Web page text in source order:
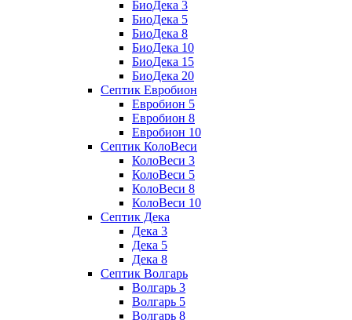
БиоДека 3
БиоДека 5
БиоДека 8
БиоДека 10
БиоДека 15
БиоДека 20
Септик Евробион
Евробион 5
Евробион 8
Евробион 10
Септик КолоВеси
КолоВеси 3
КолоВеси 5
КолоВеси 8
КолоВеси 10
Септик Дека
Дека 3
Дека 5
Дека 8
Септик Волгарь
Волгарь 3
Волгарь 5
Волгарь 8